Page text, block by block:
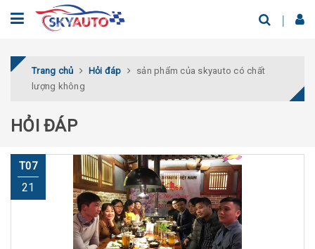
Trang chủ Hỏi đáp
sản phẩm của skyauto có chất
lượng không
HỎI ĐÁP
T07
21